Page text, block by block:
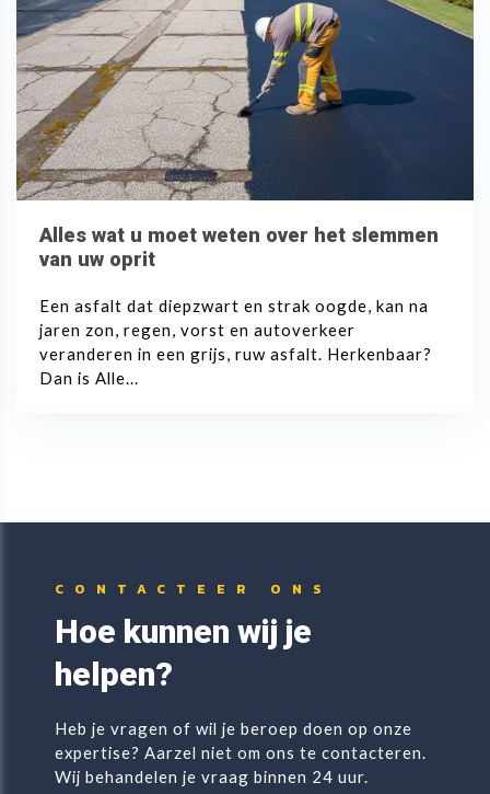
Alles wat u moet weten over het slemmen
van uw oprit
Een asfalt dat diepzwart en strak oogde, kan na
jaren zon, regen, vorst en autoverkeer
veranderen in een grijs, ruw asfalt. Herkenbaar?
Dan is Alle...
CONTACTEER ONS
Hoe kunnen wij je
helpen?
Heb je vragen of wil je beroep doen op onze
expertise? Aarzel niet om ons te contacteren.
Wij behandelen je vraag binnen 24 uur.